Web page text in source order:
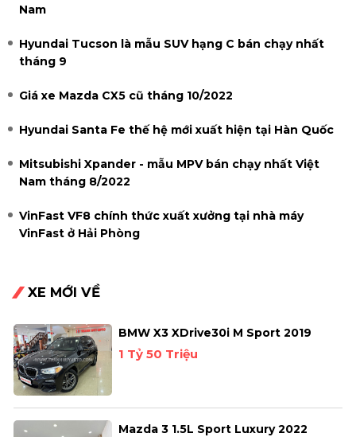
Nam
Hyundai Tucson là mẫu SUV hạng C bán chạy nhất
tháng 9
Giá xe Mazda CX5 cũ tháng 10/2022
Hyundai Santa Fe thế hệ mới xuất hiện tại Hàn Quốc
Mitsubishi Xpander - mẫu MPV bán chạy nhất Việt
Nam tháng 8/2022
VinFast VF8 chính thức xuất xưởng tại nhà máy
VinFast ở Hải Phòng
XE MỚI VỀ
BMW X3 XDrive30i M Sport 2019
1 Tỷ 50 Triệu
Mazda 3 1.5L Sport Luxury 2022